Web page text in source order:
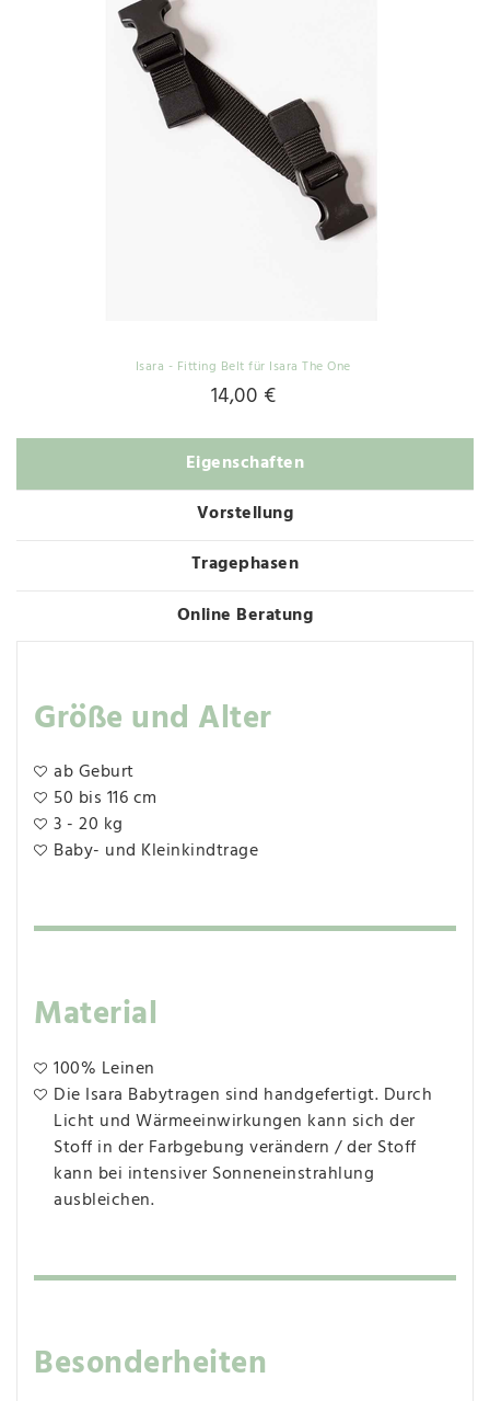
Isara - Fitting Belt für Isara The One
14,00 €
Eigenschaften
Vorstellung
Tragephasen
Online Beratung
Größe und Alter
ab Geburt
50 bis 116 cm
3 - 20 kg
Baby- und Kleinkindtrage
Material
100% Leinen
Die Isara Babytragen sind handgefertigt. Durch
Licht und Wärmeeinwirkungen kann sich der
Stoff in der Farbgebung verändern / der Stoff
kann bei intensiver Sonneneinstrahlung
ausbleichen.
Besonderheiten